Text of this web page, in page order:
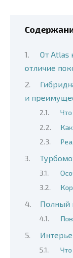
От Atlas
отличие
и
Полный